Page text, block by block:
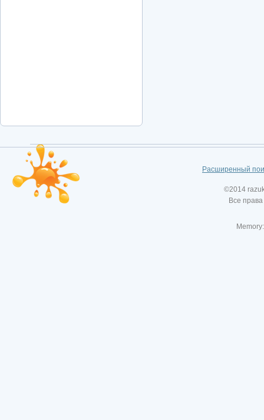
Расширенный
©2014
Все